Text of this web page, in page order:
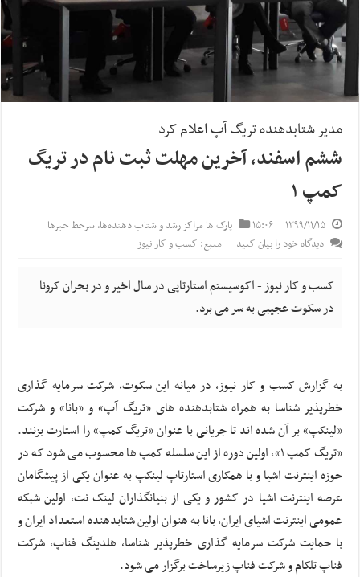
مدیر شتابدهنده تریگ آپ اعلام کرد
ششم اسفند، آخرین مهلت ثبت نام در تریگ
کمپ ۱
۱۳۹۹/۱۱/۱۵ ۱۵:۰۶ پارک ها مراکز رشد و شتاب‌ دهنده‌ها,سرخط خبرها
دیدگاه خود را بیان کنید
منبع: کسب و کار نیوز
کسب و کار نیوز - اکوسیستم استارتاپی در سال اخیر و در بحران کرونا
در سکوت عجیبی به سر می برد.
به گزارش کسب و کار نیوز، در میانه این سکوت، شرکت سرمایه گذاری
خطرپذیر شناسا به همراه شتابدهنده های «تریگ آپ» و «بانا» و شرکت
«لینکپ» بر آن شده اند تا جریانی با عنوان «تریگ کمپ» را استارت بزنند.
«تریگ کمپ ۱»، اولین دوره از این سلسله کمپ ها محسوب می شود که در
حوزه اینترنت اشیا و با همکاری استارتاپ لینکپ به عنوان یکی از پیشگامان
عرصه اینترنت اشیا در کشور و یکی از بنیانگذاران لینک نت، اولین شبکه
عمومی اینترنت اشیای ایران، بانا به هنوان اولین شتابدهنده استعداد ایران و
با حمایت شرکت سرمایه گذاری خطرپذیر شناسا، هلدینگ فناپ، شرکت
فناپ تلکام و شرکت فناپ زیرساخت برگزار می شود.